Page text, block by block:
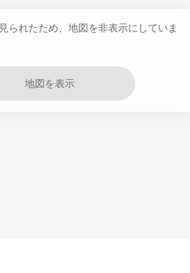
られたため、地図を非表示にしていま
地図を表示